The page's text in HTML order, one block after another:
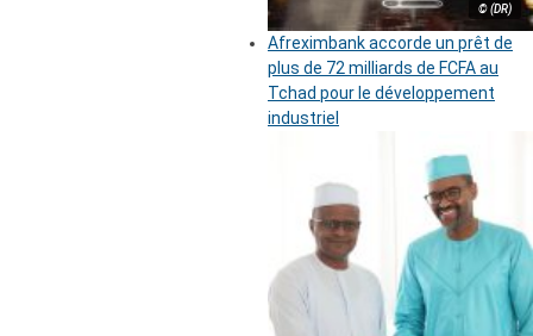
© (DR)
Afreximbank accorde un prêt de
plus de 72 milliards de FCFA au
Tchad pour le développement
industriel